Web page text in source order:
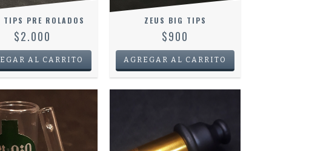
TIPS PRE ROLADOS
$2.000
ZEUS BIG TIPS
$900